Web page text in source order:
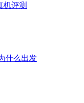
机评测
什么出发